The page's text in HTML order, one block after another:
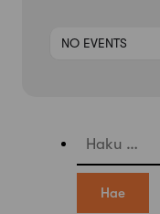
NO EVENTS
Haku: